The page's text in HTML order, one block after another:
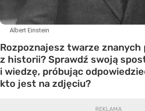
Albert Einstein
Rozpoznajesz twarze znanych
z historii? Sprawdź swoją
i wiedzę, próbując
kto jest na zdjęciu?